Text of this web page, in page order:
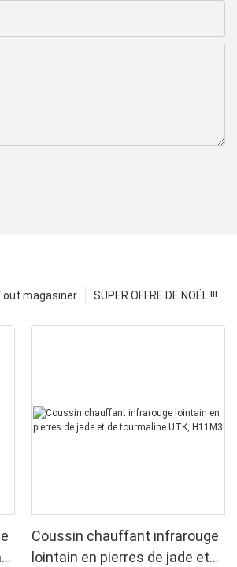
SUPER OFFRE DE NOËL !!!
magasiner
Coussin chauffant infrarouge
lointain en pierres de jade et